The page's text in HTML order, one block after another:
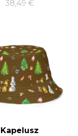
38,49 €
Kapelusz